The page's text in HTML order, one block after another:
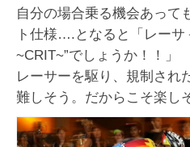
自分の場合乗る機会あって
ト仕様….となると「レーサ
~CRIT~”でしょうか！！」
レーサーを駆り、規制さ
難しそう。だからこそ楽し